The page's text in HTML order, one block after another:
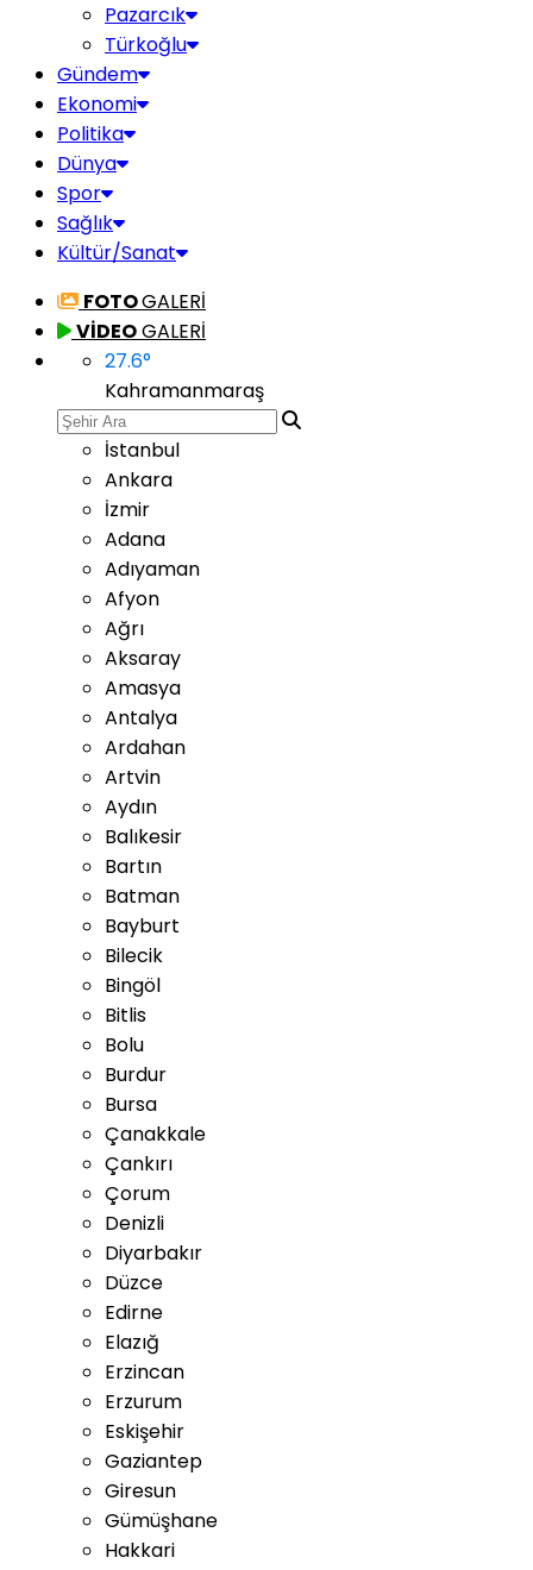
Pazarcık
Türkoğlu
Gündem
Ekonomi
Politika
Dünya
Spor
Sağlık
Kültür/Sanat
FOTOGALERİ
VİDEOGALERİ
27.6°
Kahramanmaraş
İstanbul
Ankara
İzmir
Adana
Adıyaman
Afyon
Ağrı
Aksaray
Amasya
Antalya
Ardahan
Artvin
Aydın
Balıkesir
Bartın
Batman
Bayburt
Bilecik
Bingöl
Bitlis
Bolu
Burdur
Bursa
Çanakkale
Çankırı
Çorum
Denizli
Diyarbakır
Düzce
Edirne
Elazığ
Erzincan
Erzurum
Eskişehir
Gaziantep
Giresun
Gümüşhane
Hakkari